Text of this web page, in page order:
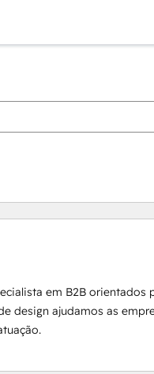
em B2B orientados
design ajudamos as